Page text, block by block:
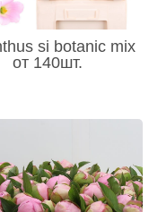
si botanic mix
от 140шт.